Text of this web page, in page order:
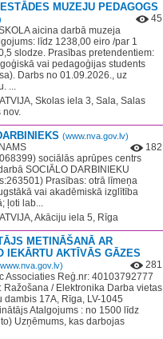
MUZEJU PEDAGOGS
45
aicina darbā muzeja
līdz 1238,00 eiro /par 1
slodze. Prasības pretendentiem:
vai pedagoģijas students
Darbs no 01.09.2026., uz
...
Skolas iela 3, Sala, Salas
nov.
(www.nva.gov.lv)
182
sociālās aprūpes centrs
SOCIĀLO DARBINIEKU​
Prasības: otrā līmeņa
vai akadēmiskā izglītība
ļoti lab...
Akāciju iela 5, Rīga
METINĀŠANĀ AR
IEKĀRTU AKTĪVĀS GĀZES
281
Associaties Reģ.nr: 40103792777
Ražošana / Elektronika Darba vietas
dambis 17A, Rīga, LV-1045
Atalgojums : no 1500 līdz
Uzņēmums, kas darbojas